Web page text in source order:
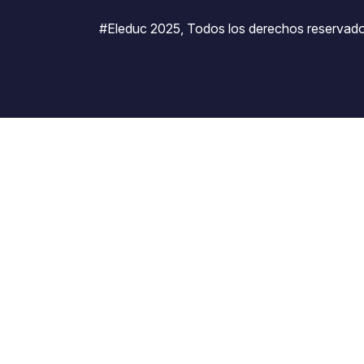
#Eleduc 2025, Todos los derechos